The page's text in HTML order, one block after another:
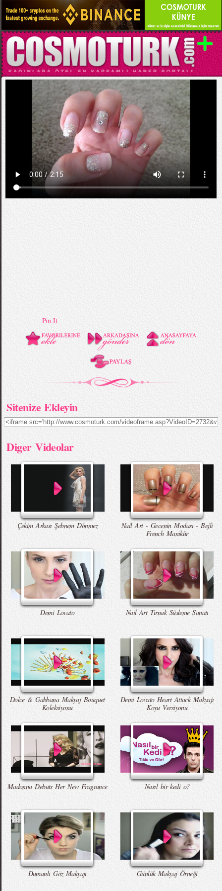
Kategori:GÜZELLİK
Nail Art - Düğün Tırnakları - Taşlı ve Simli
Desen
Pin It
Sitenize Ekleyin
Diger Videolar
Çekim Arkası Şebnem Dönmez
Nail Art - Gecenin Modası - Bejli
French Manikür
Demi Lovato Nail Art Tırnak Süsleme Sanatı
Dolce & Gabbana Makyaj Bouquet
Koleksiyonu
Demi Lovato Heart Attack Makyajı
Koyu Versiyonu
Madonna Debuts Her New Fragrance Nasıl bir kedi o?
Dumanlı Göz Makyajı Günlük Makyaj Örneği